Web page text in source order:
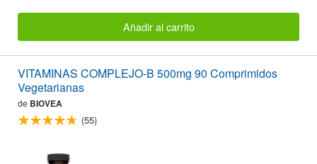
Añadir al carrito
VITAMINAS COMPLEJO-B 500mg 90 Comprimidos
Vegetarianas
de BIOVEA
(55)